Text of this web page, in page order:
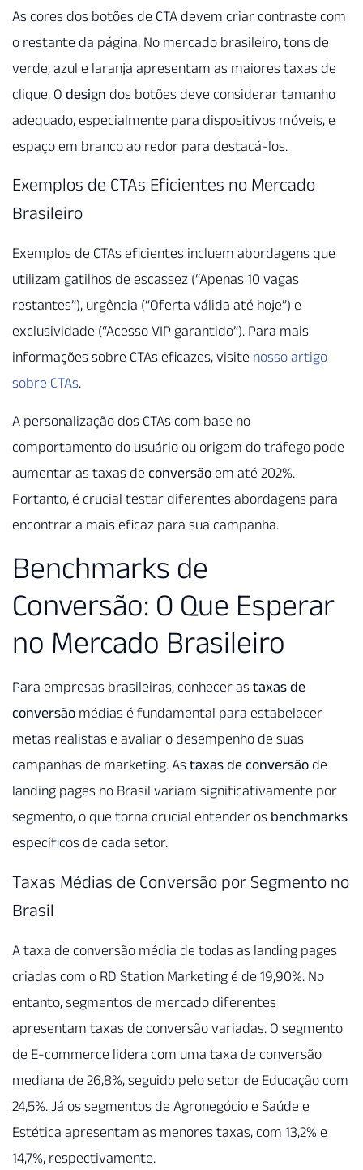
As cores dos botões de CTA devem criar contraste com
o restante da página. No mercado brasileiro, tons de
verde, azul e laranja apresentam as maiores taxas de
clique. O design dos botões deve considerar tamanho
adequado, especialmente para dispositivos móveis, e
espaço em branco ao redor para destacá-los.
Exemplos de CTAs Eficientes no Mercado
Brasileiro
Exemplos de CTAs eficientes incluem abordagens que
utilizam gatilhos de escassez (“Apenas 10 vagas
restantes”), urgência (“Oferta válida até hoje”) e
exclusividade (“Acesso VIP garantido”). Para mais
informações sobre CTAs eficazes, visite nosso artigo
sobre CTAs.
A personalização dos CTAs com base no
comportamento do usuário ou origem do tráfego pode
aumentar as taxas de conversão em até 202%.
Portanto, é crucial testar diferentes abordagens para
encontrar a mais eficaz para sua campanha.
Benchmarks de
Conversão: O Que Esperar
no Mercado Brasileiro
Para empresas brasileiras, conhecer as taxas de
conversão médias é fundamental para estabelecer
metas realistas e avaliar o desempenho de suas
campanhas de marketing. As taxas de conversão de
landing pages no Brasil variam significativamente por
segmento, o que torna crucial entender os benchmarks
específicos de cada setor.
Taxas Médias de Conversão por Segmento no
Brasil
A taxa de conversão média de todas as landing pages
criadas com o RD Station Marketing é de 19,90%. No
entanto, segmentos de mercado diferentes
apresentam taxas de conversão variadas. O segmento
de E-commerce lidera com uma taxa de conversão
mediana de 26,8%, seguido pelo setor de Educação com
24,5%. Já os segmentos de Agronegócio e Saúde e
Estética apresentam as menores taxas, com 13,2% e
14,7%, respectivamente.